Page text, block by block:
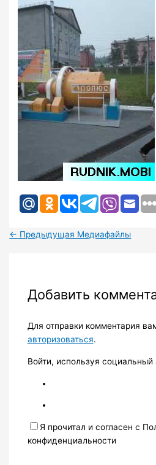
← Предыдущая Медиафайлы
Добавить
Для отправки комментария
авторизоваться.
Войти, используя социальный
Я прочитал и согласен с
конфиденциальности